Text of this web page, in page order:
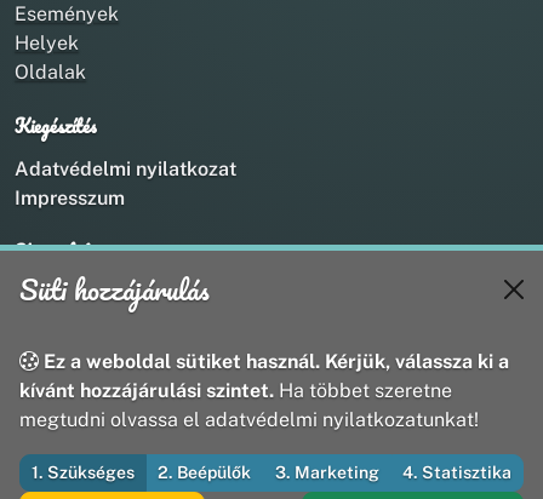
Események
Helyek
Oldalak
Kiegészítés
Adatvédelmi nyilatkozat
Impresszum
Kapcsolat
+36 20 211 1888
webmaster@utirany.hu
8419 Csesznek, Vasút u.18.
© 2026 Útirány Webmédia Bt. — Minden jog fenntartva
Süti hozzájárulás
Ez a weboldal sütiket használ. Kérjük, válassza ki a
kívánt hozzájárulási szintet. Ha többet szeretne
megtudni olvassa el adatvédelmi nyilatkozatunkat!
1. Szükséges 2. Beépülők 3. Marketing 4. Statisztika